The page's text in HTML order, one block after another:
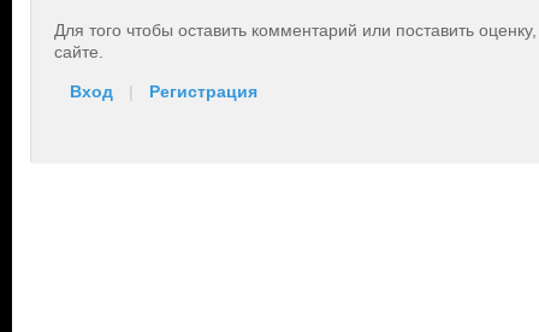
Для того чтобы оставить комментарий или поставить
сайте.
Вход | Регистрация